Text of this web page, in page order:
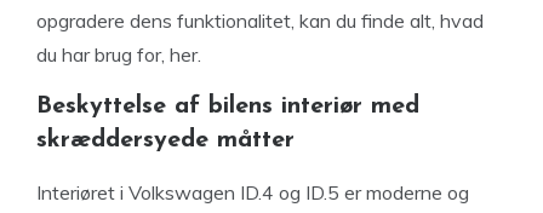
opgradere dens funktionalitet, kan du finde alt, hvad
du har brug for, her.
Beskyttelse af bilens interiør med
skræddersyede måtter
Interiøret i Volkswagen ID.4 og ID.5 er moderne og